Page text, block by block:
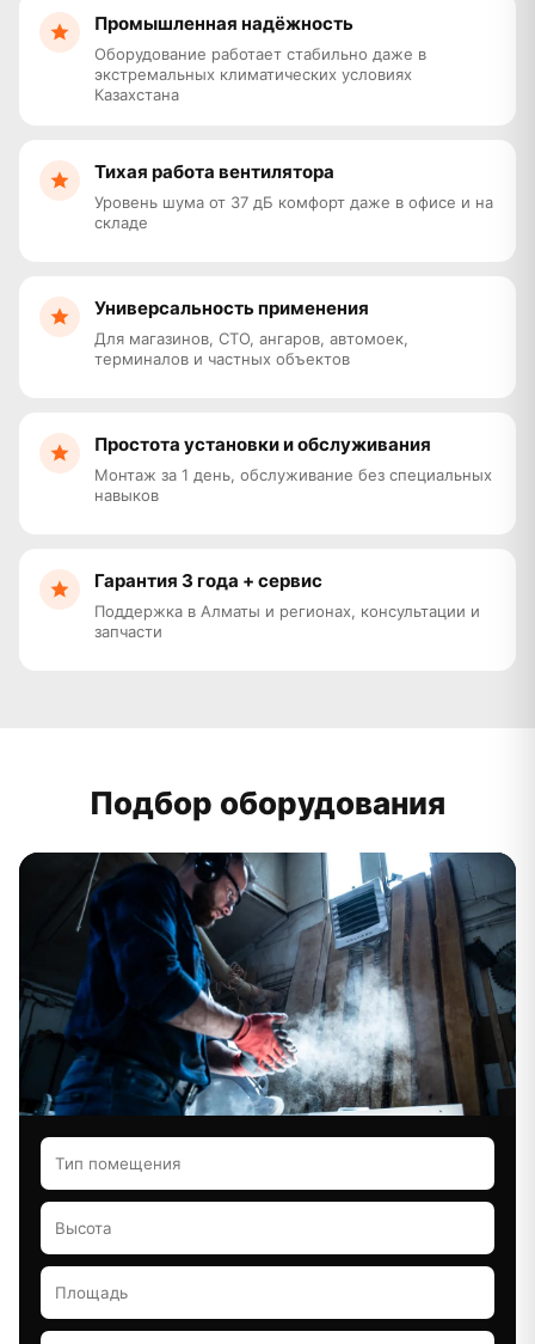
Промышленная надёжность
Оборудование работает стабильно даже в
экстремальных климатических условиях
Казахстана
Тихая работа вентилятора
Уровень шума от 37 дБ комфорт даже в офисе и на
складе
Универсальность применения
Для магазинов, СТО, ангаров, автомоек,
терминалов и частных объектов
Простота установки и обслуживания
Монтаж за 1 день, обслуживание без специальных
навыков
Гарантия 3 года + сервис
Поддержка в Алматы и регионах, консультации и
запчасти
Подбор оборудования